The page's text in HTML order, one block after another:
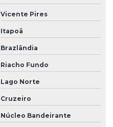
Vicente Pires
Itapoã
Brazlândia
Riacho Fundo
Lago Norte
Cruzeiro
Núcleo Bandeirante